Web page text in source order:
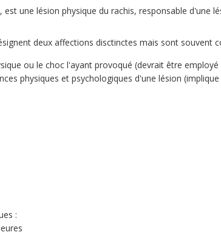
une lésion physique du rachis, responsable d'une
deux affections disctinctes mais sont souvent
ou le choc l'ayant provoqué (devrait être employé
physiques et psychologiques d'une lésion
: